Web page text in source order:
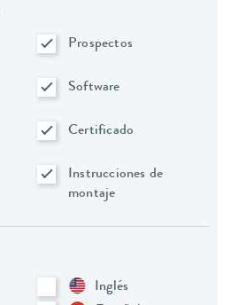
Prospectos
Software
Certificado
Instrucciones de
montaje
Inglés